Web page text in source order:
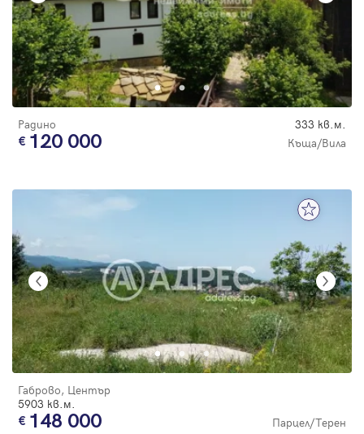
Радино 333 кв.м.
120 000 Къща/Вила
Габрово, Център
5903 кв.м.
148 000 Парцел/Терен